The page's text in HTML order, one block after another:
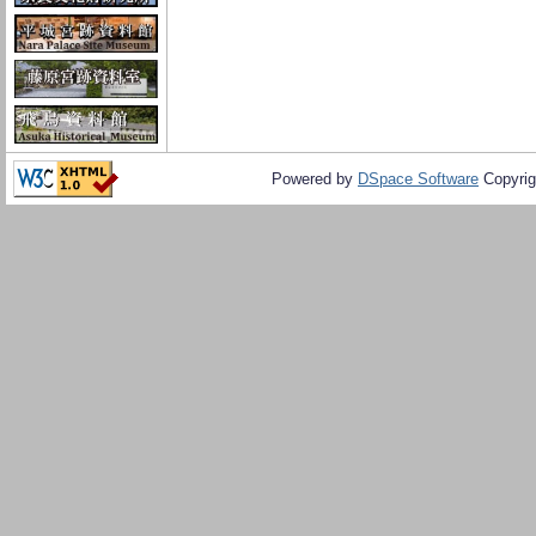
Powered by DSpace Software